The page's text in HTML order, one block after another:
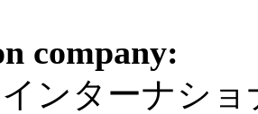
company:
ンターナショ